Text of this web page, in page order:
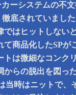
ーシステムの不
底されていまし
ではヒットしない
商品化したSPが
トは微細なコンク
からの脱出を図っ
当時はニットで、